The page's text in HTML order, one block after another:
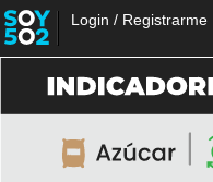
Login / Registrarme